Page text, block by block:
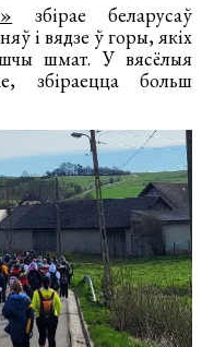
збірае беларусаў
і вядзе ў горы, якіх
шмат. У вясёлыя
збіраецца больш